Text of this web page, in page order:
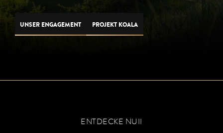
UNSER ENGAGEMENT PROJEKT KOALA
ENTDECKE NUII